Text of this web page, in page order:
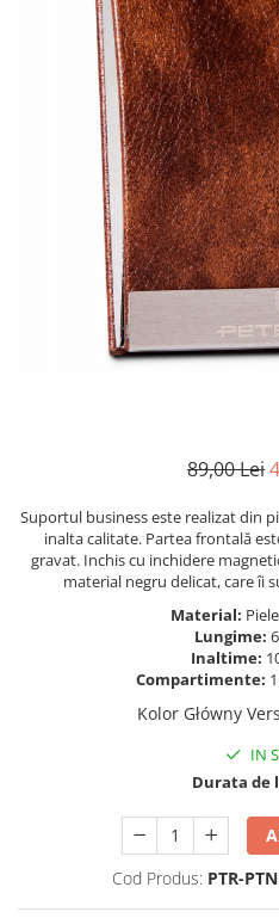
89,00 Lei
Suportul business este realizat din
inalta calitate. Partea frontală
gravat. Inchis cu inchidere
material negru delicat, care îi
Material:
Lungime:
Inaltime:
Compartimente:
Kolor Główny
IN
Durata de
Cod Produs: PTR-